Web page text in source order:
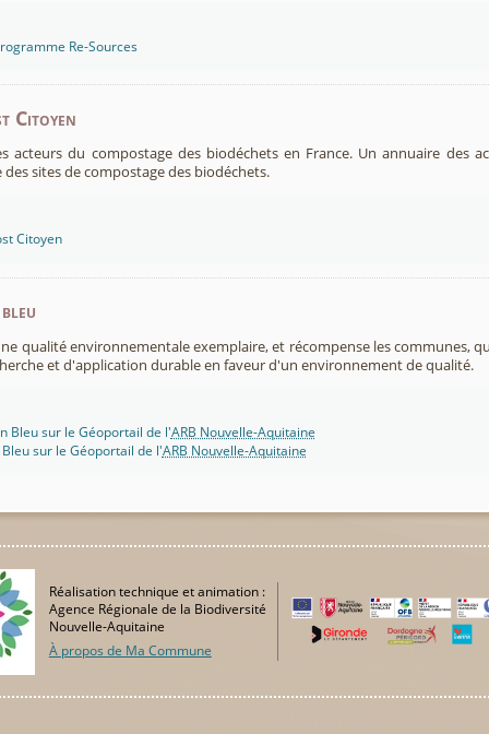
Re-Sources
Citoyen
acteurs du compostage des biodéchets en France. Un annuaire des
sites de compostage des biodéchets.
Citoyen
qualité environnementale exemplaire, et récompense les communes,
et d'application durable en faveur d'un environnement de qualité.
Bleu sur le Géoportail de l'ARB Nouvelle-Aquitaine
sur le Géoportail de l'ARB Nouvelle-Aquitaine
Réalisation technique et animation :
Agence Régionale de la Biodiversité
Nouvelle-Aquitaine
À propos de Ma Commune